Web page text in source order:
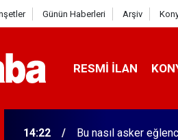
Günün Haberleri Arşiv
RESMI İLAN
13:59 'Türkiye’nin en